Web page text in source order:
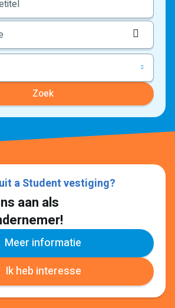
Zoek
a Student vestiging?
aan als
Meer informatie
Ik heb interesse